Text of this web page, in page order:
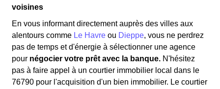
voisines
En vous informant directement auprès des villes aux
alentours comme Le Havre ou Dieppe, vous ne perdrez
pas de temps et d'énergie à sélectionner une agence
pour négocier votre prêt avec la banque. N'hésitez
pas à faire appel à un courtier immobilier local dans le
76790 pour l'acquisition d'un bien immobilier. Le courtier